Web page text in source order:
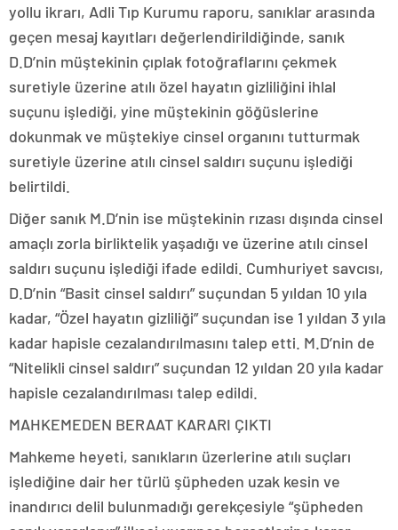
yollu ikrarı, Adli Tıp Kurumu raporu, sanıklar arasında
geçen mesaj kayıtları değerlendirildiğinde, sanık
D.D’nin müştekinin çıplak fotoğraflarını çekmek
suretiyle üzerine atılı özel hayatın gizliliğini ihlal
suçunu işlediği, yine müştekinin göğüslerine
dokunmak ve müştekiye cinsel organını tutturmak
suretiyle üzerine atılı cinsel saldırı suçunu işlediği
belirtildi.
Diğer sanık M.D’nin ise müştekinin rızası dışında cinsel
amaçlı zorla birliktelik yaşadığı ve üzerine atılı cinsel
saldırı suçunu işlediği ifade edildi. Cumhuriyet savcısı,
D.D’nin “Basit cinsel saldırı” suçundan 5 yıldan 10 yıla
kadar, “Özel hayatın gizliliği” suçundan ise 1 yıldan 3 yıla
kadar hapisle cezalandırılmasını talep etti. M.D’nin de
“Nitelikli cinsel saldırı” suçundan 12 yıldan 20 yıla kadar
hapisle cezalandırılması talep edildi.
MAHKEMEDEN BERAAT KARARI ÇIKTI
Mahkeme heyeti, sanıkların üzerlerine atılı suçları
işlediğine dair her türlü şüpheden uzak kesin ve
inandırıcı delil bulunmadığı gerekçesiyle “şüpheden